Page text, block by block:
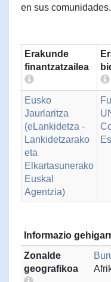
en sus comunidades.
Erakunde
finantzatzailea
Eusko
Jaurlaritza
(eLankidetza -
Lankidetzarako
eta
Elkartasunerako
Euskal
Agentzia)
Informazio
Zonalde
geografikoa